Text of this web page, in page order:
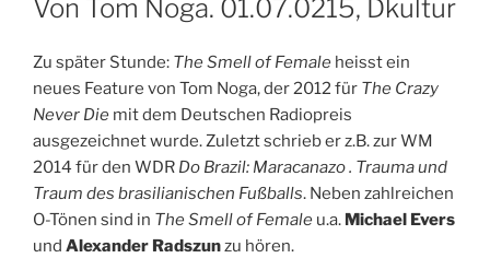
Von Tom Noga. 01.07.0215, Dkultur
Zu später Stunde: The Smell of Female heisst ein
neues Feature von Tom Noga, der 2012 für The Crazy
Never Die mit dem Deutschen Radiopreis
ausgezeichnet wurde. Zuletzt schrieb er z.B. zur WM
2014 für den WDR Do Brazil: Maracanazo . Trauma und
Traum des brasilianischen Fußballs. Neben zahlreichen
O-Tönen sind in The Smell of Female u.a. Michael Evers
und Alexander Radszunzu hören.